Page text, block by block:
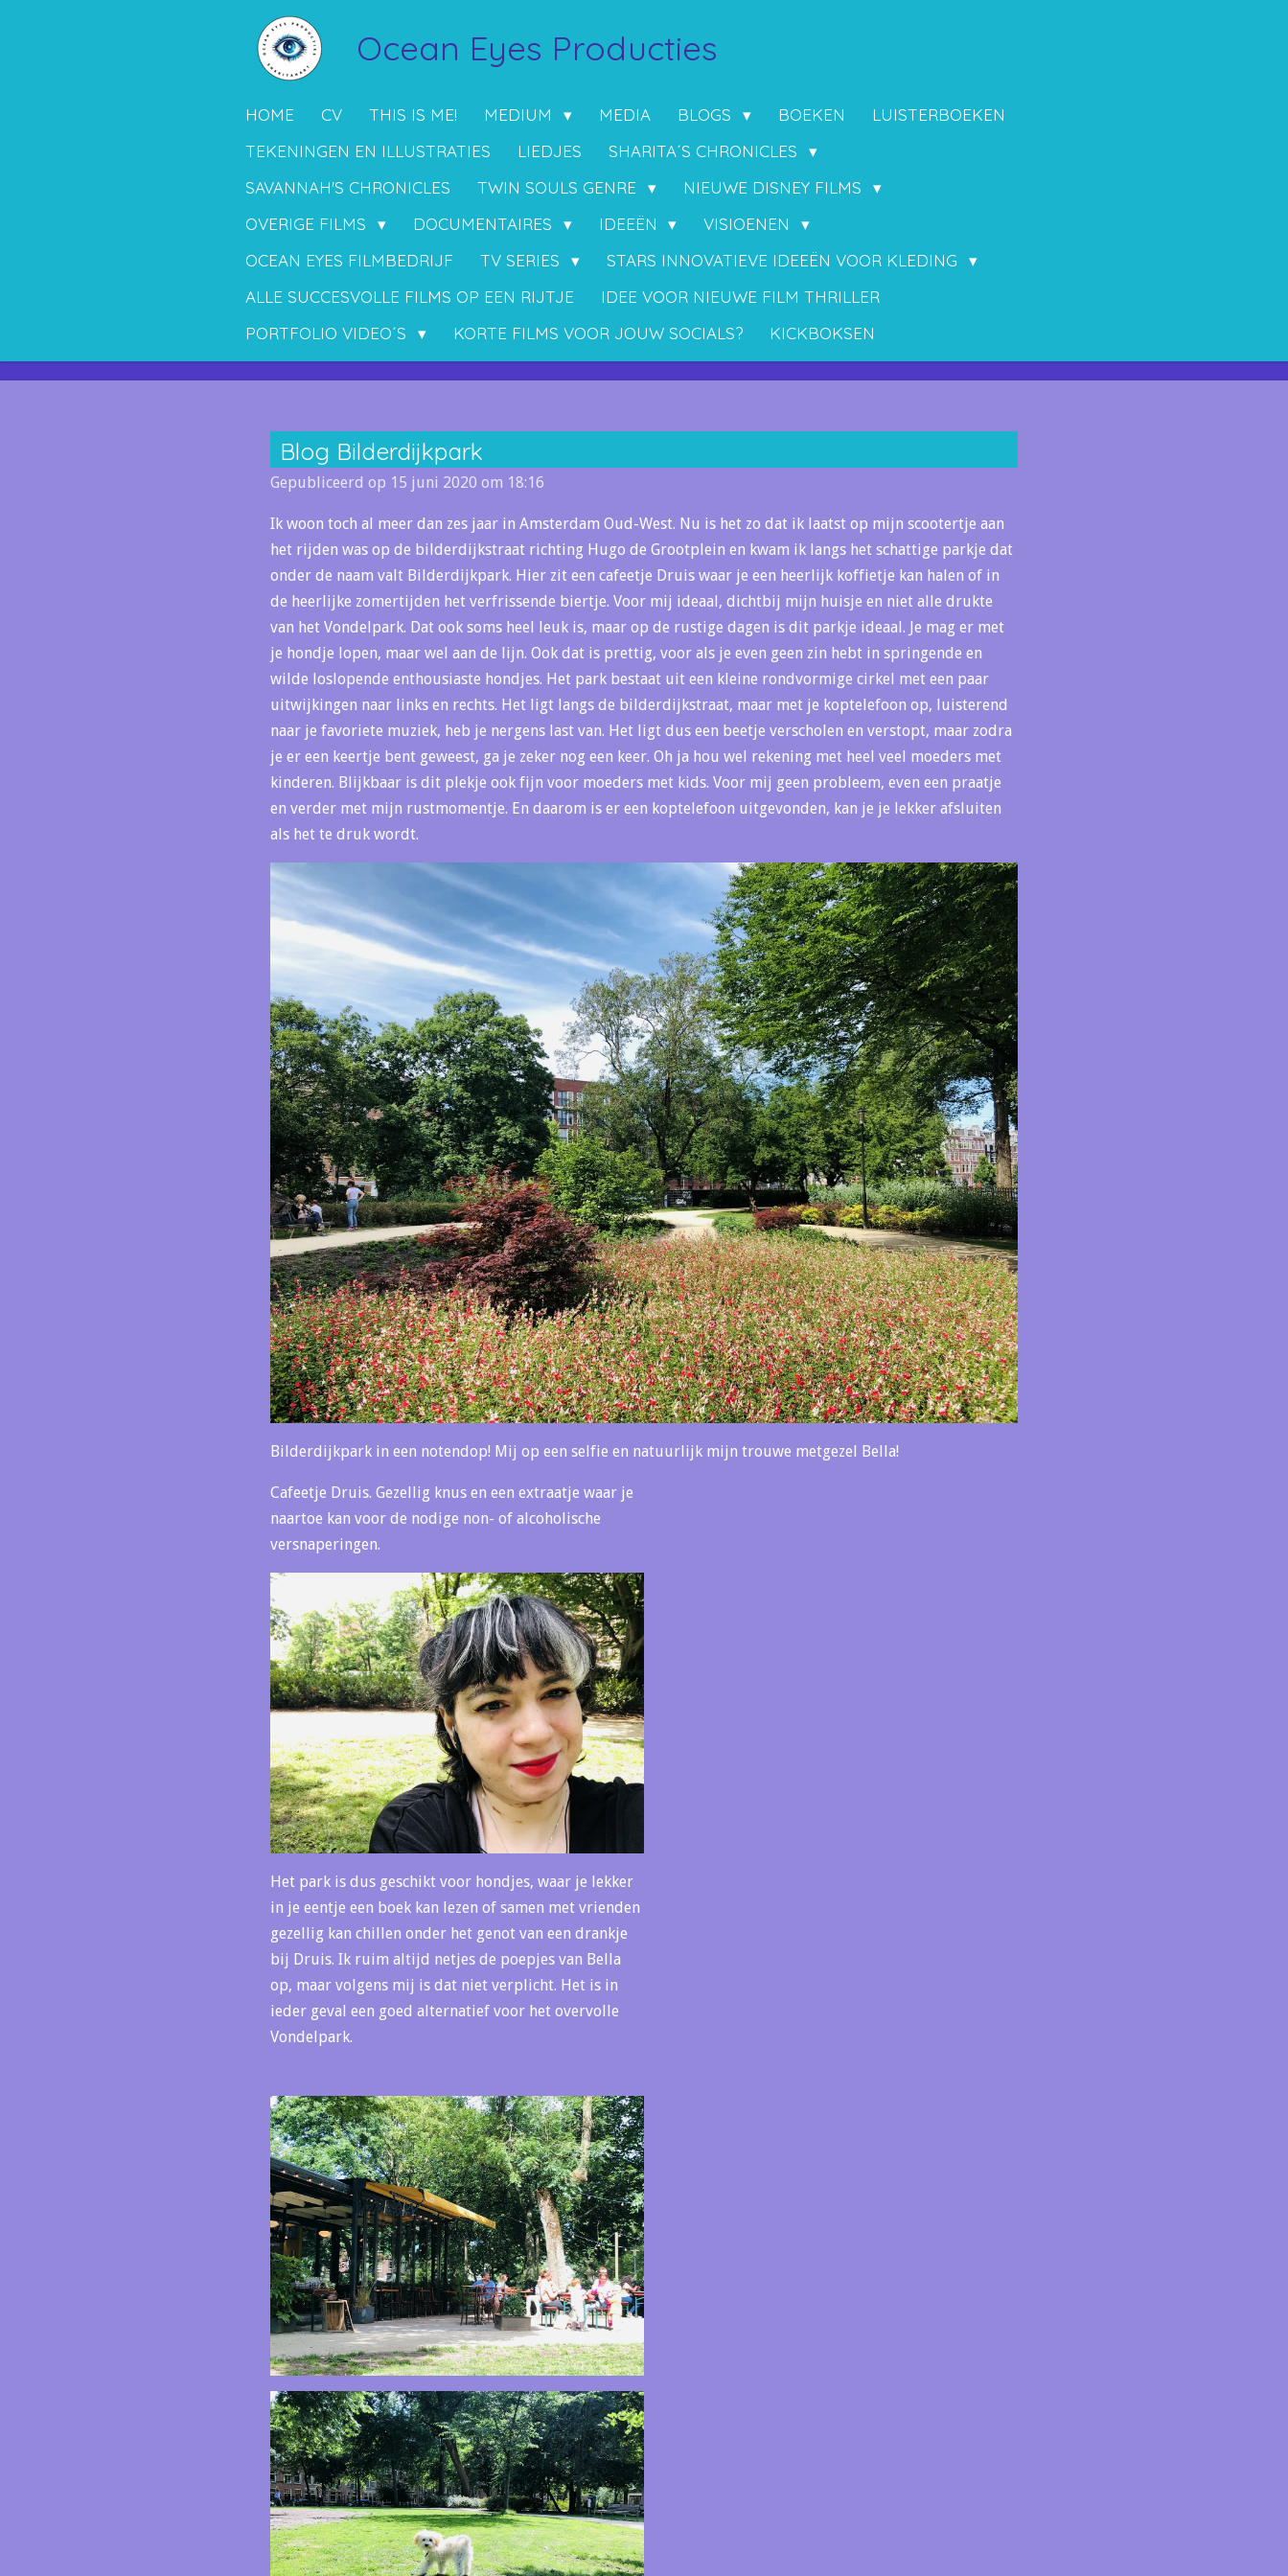
Ocean Eyes Producties
HOME CV THIS IS ME! MEDIUM MEDIA BLOGS BOEKEN
LUISTERBOEKEN
TEKENINGEN EN ILLUSTRATIES
LIEDJES
SHARITA´S CHRONICLES
SAVANNAH'S CHRONICLES
TWIN SOULS GENRE
NIEUWE DISNEY FILMS
OVERIGE FILMS
DOCUMENTAIRES IDEEËN
VISIOENEN
OCEAN EYES FILMBEDRIJF
TV SERIES
STARS INNOVATIEVE IDEEËN VOOR KLEDING
ALLE SUCCESVOLLE FILMS OP EEN RIJTJE
IDEE VOOR NIEUWE FILM THRILLER
PORTFOLIO VIDEO´S
KORTE FILMS VOOR JOUW SOCIALS? KICKBOKSEN
Blog Bilderdijkpark
Gepubliceerd op 15 juni 2020 om 18:16
Ik woon toch al meer dan zes jaar in Amsterdam Oud-West. Nu is het zo dat ik laatst op mijn scootertje aan
het rijden was op de bilderdijkstraat richting Hugo de Grootplein en kwam ik langs het schattige parkje dat
onder de naam valt Bilderdijkpark. Hier zit een cafeetje Druis waar je een heerlijk koffietje kan halen of in
de heerlijke zomertijden het verfrissende biertje. Voor mij ideaal, dichtbij mijn huisje en niet alle drukte
van het Vondelpark. Dat ook soms heel leuk is, maar op de rustige dagen is dit parkje ideaal. Je mag er met
je hondje lopen, maar wel aan de lijn. Ook dat is prettig, voor als je even geen zin hebt in springende en
wilde loslopende enthousiaste hondjes. Het park bestaat uit een kleine rondvormige cirkel met een paar
uitwijkingen naar links en rechts. Het ligt langs de bilderdijkstraat, maar met je koptelefoon op, luisterend
naar je favoriete muziek, heb je nergens last van. Het ligt dus een beetje verscholen en verstopt, maar zodra
je er een keertje bent geweest, ga je zeker nog een keer. Oh ja hou wel rekening met heel veel moeders met
kinderen. Blijkbaar is dit plekje ook fijn voor moeders met kids. Voor mij geen probleem, even een praatje
en verder met mijn rustmomentje. En daarom is er een koptelefoon uitgevonden, kan je je lekker afsluiten
als het te druk wordt.
Bilderdijkpark in een notendop! Mij op een selfie en natuurlijk mijn trouwe metgezel Bella!
Cafeetje Druis. Gezellig knus en een extraatje waar je
naartoe kan voor de nodige non- of alcoholische
versnaperingen.
Het park is dus geschikt voor hondjes, waar je lekker
in je eentje een boek kan lezen of samen met vrienden
gezellig kan chillen onder het genot van een drankje
bij Druis. Ik ruim altijd netjes de poepjes van Bella
op, maar volgens mij is dat niet verplicht. Het is in
ieder geval een goed alternatief voor het overvolle
Vondelpark.